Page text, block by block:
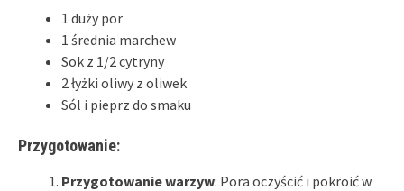
1 duży por
1 średnia marchew
Sok z 1/2 cytryny
2 łyżki oliwy z oliwek
Sól i pieprz do smaku
Przygotowanie:
Przygotowanie warzyw: Pora oczyścić i pokroić w